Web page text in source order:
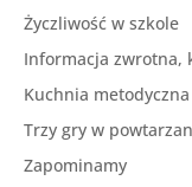
Życzliwość w szkole
Informacja zwrotna,
Kuchnia metodyczna
Trzy gry w
Zapominamy